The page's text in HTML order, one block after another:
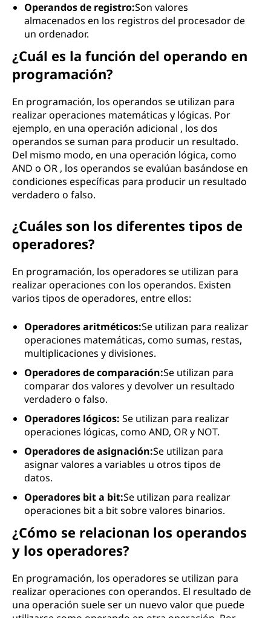
Operandos de registro:Son valores
almacenados en los registros del procesador de
un ordenador.
¿Cuál es la función del operando en
programación?
En programación, los operandos se utilizan para
realizar operaciones matemáticas y lógicas. Por
ejemplo, en una operación adicional , los dos
operandos se suman para producir un resultado.
Del mismo modo, en una operación lógica, como
AND o OR , los operandos se evalúan basándose en
condiciones específicas para producir un resultado
verdadero o falso.
¿Cuáles son los diferentes tipos de
operadores?
En programación, los operadores se utilizan para
realizar operaciones con los operandos. Existen
varios tipos de operadores, entre ellos:
Operadores aritméticos:Se utilizan para realizar
operaciones matemáticas, como sumas, restas,
multiplicaciones y divisiones.
Operadores de comparación:Se utilizan para
comparar dos valores y devolver un resultado
verdadero o falso.
Operadores lógicos: Se utilizan para realizar
operaciones lógicas, como AND, OR y NOT.
Operadores de asignación:Se utilizan para
asignar valores a variables u otros tipos de
datos.
Operadores bit a bit:Se utilizan para realizar
operaciones bit a bit sobre valores binarios.
¿Cómo se relacionan los operandos
y los operadores?
En programación, los operadores se utilizan para
realizar operaciones con operandos. El resultado de
una operación suele ser un nuevo valor que puede